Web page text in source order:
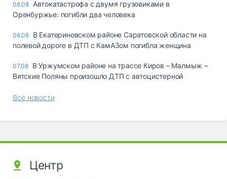
08.08 Автокатастрофа с двумя грузовиками в
Оренбуржье: погибли два человека
08.08 В Екатериновском районе Саратовской области на
полевой дороге в ДТП с КамАЗом погибла женщина
07.08 В Уржумском районе на трассе Киров – Малмыж –
Вятские Поляны произошло ДТП с автоцистерной
Все новости
Центр